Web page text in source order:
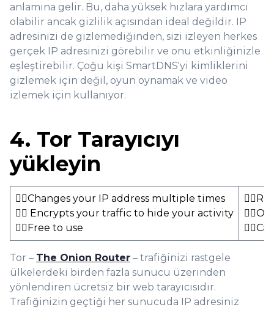
anlamına gelir. Bu, daha yüksek hızlara yardımcı
olabilir ancak gizlilik açısından ideal değildir. IP
adresinizi de gizlemediğinden, sizi izleyen herkes
gerçek IP adresinizi görebilir ve onu etkinliğinizle
eşleştirebilir. Çoğu kişi SmartDNS'yi kimliklerini
gizlemek için değil, oyun oynamak ve video
izlemek için kullanıyor.
4. Tor Tarayıcıyı
yükleyin
👍🏻Changes your IP address multiple times
👍🏻 Encrypts your traffic to hide your activity
👍🏻Free to use
Tor – The Onion Router – trafiğinizi rastgele
ülkelerdeki birden fazla sunucu üzerinden
yönlendiren ücretsiz bir web tarayıcısıdır.
Trafiğinizin geçtiği her sunucuda IP adresiniz